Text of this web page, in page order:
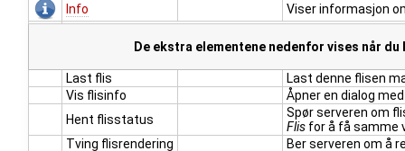
Info
Viser informasjon
De ekstra elementene nedenfor vises når
Last flis
Last denne flisen
Vis flisinfo
Åpner en dialog
Hent flisstatus
Spør serveren om
Flisfor å få samme
Tving flisrendering
Ber serveren om å